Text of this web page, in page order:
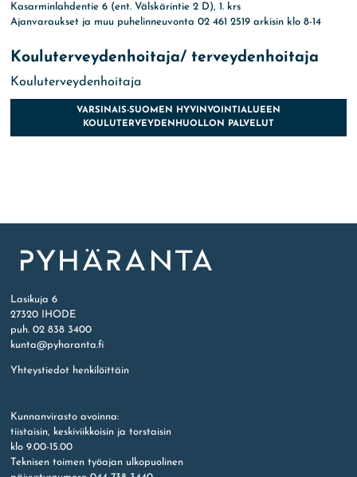
Kasarminlahdentie 6 (ent. Välskärintie 2 D), 1. krs
Ajanvaraukset ja muu puhelinneuvonta 02 461 2519 arkisin klo 8-14
Kouluterveydenhoitaja/ terveydenhoitaja
Kouluterveydenhoitaja
VARSINAIS-SUOMEN HYVINVOINTIALUEEN
KOULUTERVEYDENHUOLLON PALVELUT
Lasikuja 6
27320 IHODE
puh. 02 838 3400
kunta@pyharanta.fi
Yhteystiedot henkilöittäin
Kunnanvirasto avoinna:
tiistaisin, keskiviikkoisin ja torstaisin
klo 9.00-15.00
Teknisen toimen työajan ulkopuolinen